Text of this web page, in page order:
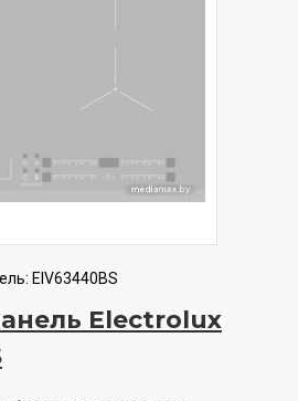
EIV63440BS
Electrolux